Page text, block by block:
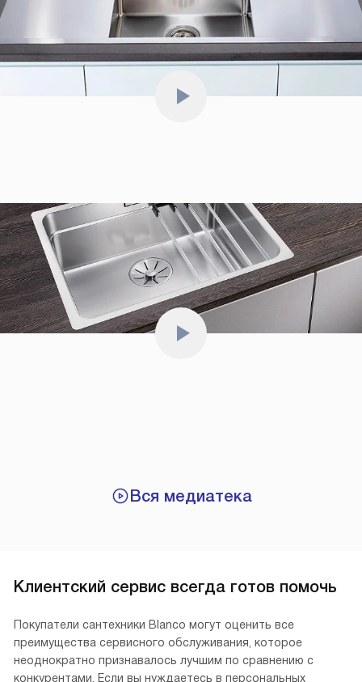
Вся медиатека
Клиентский сервис всегда готов помочь
Покупатели сантехники Blanco могут оценить все
преимущества сервисного обслуживания, которое
неоднократно признавалось лучшим по сравнению с
конкурентами. Если вы нуждаетесь в персональных